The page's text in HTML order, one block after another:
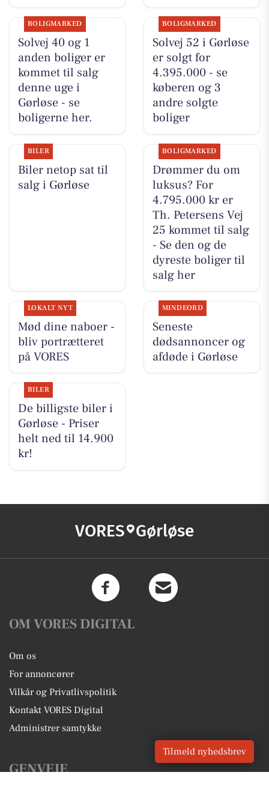
BOLIGMARKED
Solvej 40 og 1
anden boliger er
kommet til salg
denne uge i
Gørløse - se
boligerne her.
BOLIGMARKED
Solvej 52 i Gørløse
er solgt for
4.395.000 - se
køberen og 3
andre solgte
boliger
BILER
Biler netop sat til
salg i Gørløse
BOLIGMARKED
Drømmer du om
luksus? For
4.795.000 kr er
Th. Petersens Vej
25 kommet til salg
- Se den og de
dyreste boliger til
salg her
LOKALT NYT
Mød dine naboer -
bliv portrætteret
på VORES
MINDEORD
Seneste
dødsannoncer og
afdøde i Gørløse
BILER
De billigste biler i
Gørløse - Priser
helt ned til 14.900
kr!
VORES Gørløse
OM VORES DIGITAL
Om os
For annoncører
Vilkår og Privatlivspolitik
Kontakt VORES Digital
Administrer samtykke
GENVEJE
Tilmeld nyhedsbrev